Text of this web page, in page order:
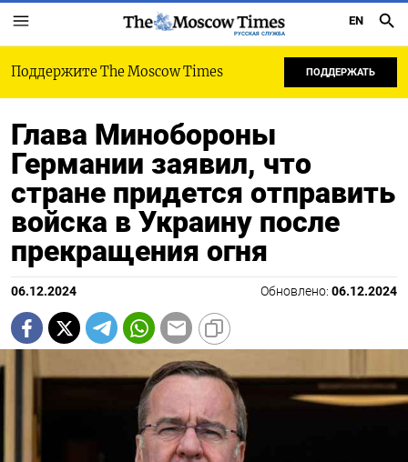
РУССКАЯ СЛУЖБА
EN
Поддержите The Moscow Times ПОДДЕРЖАТЬ
Глава Минобороны
Германии заявил, что
стране придется отправить
войска в Украину после
прекращения огня
06.12.2024 Обновлено: 06.12.2024